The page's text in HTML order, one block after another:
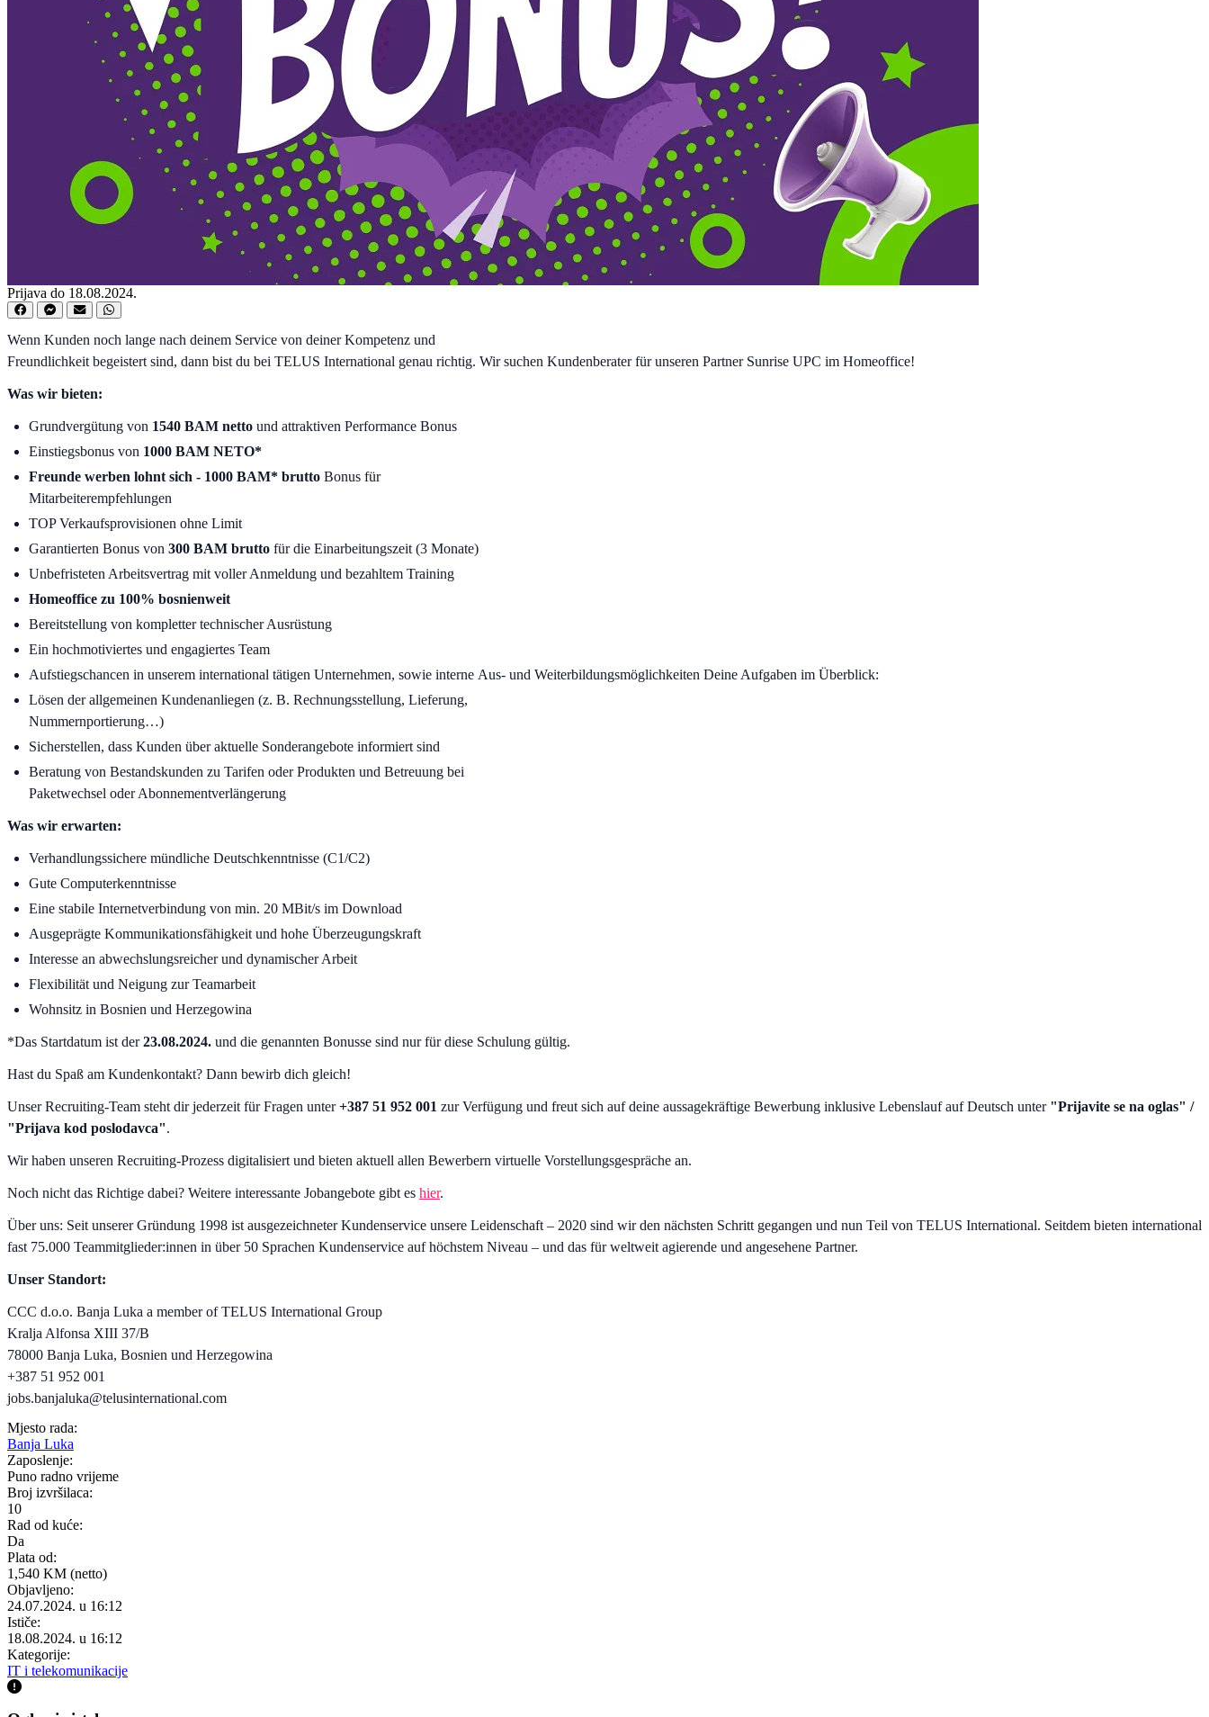
Prijava do 18.08.2024.
Wenn Kunden noch lange nach deinem Service von deiner Kompetenz und
Freundlichkeit begeistert sind, dann bist du bei TELUS International genau richtig. Wir suchen Kundenberater für unseren Partner Sunrise UPC im Homeoffice!
Was wir bieten:
Grundvergütung von 1540 BAM netto und attraktiven Performance Bonus
Einstiegsbonus von 1000 BAM NETO*
Freunde werben lohnt sich - 1000 BAM* brutto Bonus für
Mitarbeiterempfehlungen
TOP Verkaufsprovisionen ohne Limit
Garantierten Bonus von 300 BAM brutto für die Einarbeitungszeit (3 Monate)
Unbefristeten Arbeitsvertrag mit voller Anmeldung und bezahltem Training
Homeoffice zu 100% bosnienweit
Bereitstellung von kompletter technischer Ausrüstung
Ein hochmotiviertes und engagiertes Team
Aufstiegschancen in unserem international tätigen Unternehmen, sowie interne Aus- und Weiterbildungsmöglichkeiten Deine Aufgaben im Überblick:
Lösen der allgemeinen Kundenanliegen (z. B. Rechnungsstellung, Lieferung,
Nummernportierung…)
Sicherstellen, dass Kunden über aktuelle Sonderangebote informiert sind
Beratung von Bestandskunden zu Tarifen oder Produkten und Betreuung bei
Paketwechsel oder Abonnementverlängerung
Was wir erwarten:
Verhandlungssichere mündliche Deutschkenntnisse (C1/C2)
Gute Computerkenntnisse
Eine stabile Internetverbindung von min. 20 MBit/s im Download
Ausgeprägte Kommunikationsfähigkeit und hohe Überzeugungskraft
Interesse an abwechslungsreicher und dynamischer Arbeit
Flexibilität und Neigung zur Teamarbeit
Wohnsitz in Bosnien und Herzegowina
*Das Startdatum ist der23.08.2024. und die genannten Bonusse sind nur für diese Schulung gültig.
Hast du Spaß am Kundenkontakt? Dann bewirb dich gleich!
Unser Recruiting-Team steht dir jederzeit für Fragen unter+387 51 952 001 zur Verfügung und freut sich auf deine aussagekräftige Bewerbung inklusive Lebenslauf auf Deutsch unter "Prijavite se na oglas" /
"Prijava kod poslodavca".
Wir haben unseren Recruiting-Prozess digitalisiert und bieten aktuell allen Bewerbern virtuelle Vorstellungsgespräche an.
Noch nicht das Richtige dabei? Weitere interessante Jobangebote gibt es hier.
Über uns: Seit unserer Gründung 1998 ist ausgezeichneter Kundenservice unsere Leidenschaft – 2020 sind wir den nächsten Schritt gegangen und nun Teil von TELUS International. Seitdem bieten international
fast 75.000 Teammitglieder:innen in über 50 Sprachen Kundenservice auf höchstem Niveau – und das für weltweit agierende und angesehene Partner.
Unser Standort:
CCC d.o.o. Banja Luka a member of TELUS International Group
Kralja Alfonsa XIII 37/B
78000 Banja Luka, Bosnien und Herzegowina
+387 51 952 001
jobs.banjaluka@telusinternational.com
Mjesto rada:
Banja Luka
Zaposlenje:
Puno radno vrijeme
Broj izvršilaca:
10
Rad od kuće:
Da
Plata od:
1,540 KM (netto)
Objavljeno:
24.07.2024. u 16:12
Ističe:
18.08.2024. u 16:12
Kategorije:
IT i telekomunikacije